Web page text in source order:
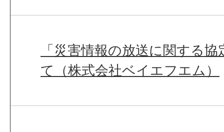
「災害情報の放送に関する
て（株式会社ベイエフエム）